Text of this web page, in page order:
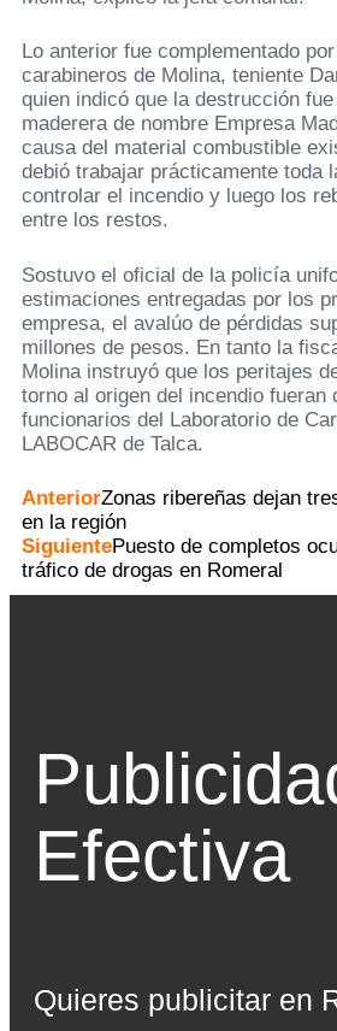
Lo anterior fue complementado
carabineros de Molina, teniente
quien indicó que la destrucción
maderera de nombre Empresa
causa del material combustible
debió trabajar prácticamente toda
controlar el incendio y luego los
entre los restos.
Sostuvo el oficial de la policía
estimaciones entregadas por los
empresa, el avalúo de pérdidas
millones de pesos. En tanto la
Molina instruyó que los peritajes
torno al origen del incendio fueran
funcionarios del Laboratorio de
LABOCAR de Talca.
AnteriorZonas ribereñas dejan
en la región
SiguientePuesto de completos
tráfico de drogas en Romeral
Efectiva
Quieres publicitar en